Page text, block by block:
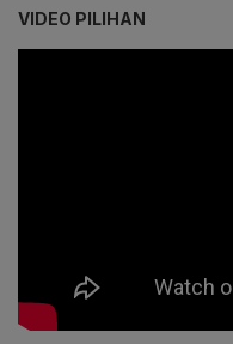
VIDEO PILIHAN